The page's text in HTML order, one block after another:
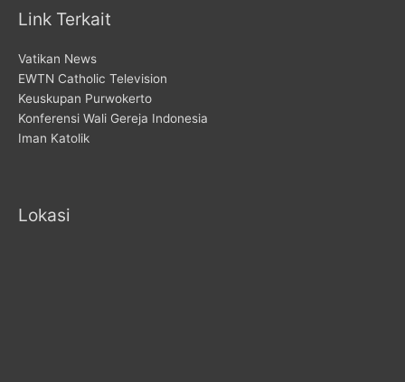
Link Terkait
Vatikan News
EWTN Catholic Television
Keuskupan Purwokerto
Konferensi Wali Gereja Indonesia
Iman Katolik
Lokasi